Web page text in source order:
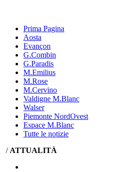
Prima Pagina
Aosta
Evançon
G.Combin
G.Paradis
M.Emilius
M.Rose
M.Cervino
Valdigne M.Blanc
Walser
Piemonte NordOvest
Espace M.Blanc
Tutte le notizie
/ ATTUALITÀ